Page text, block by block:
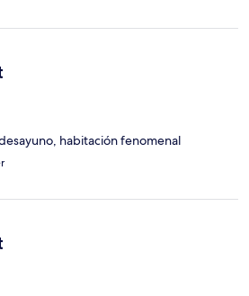
habitación fenomenal